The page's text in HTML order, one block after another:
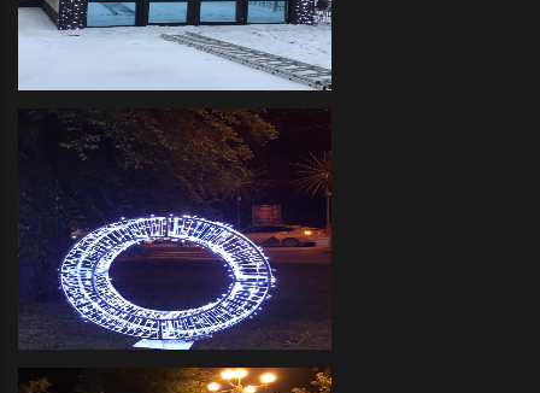
Декоративное оформление